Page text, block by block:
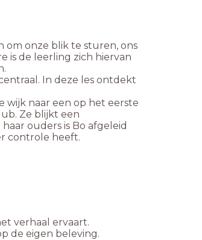
onze blik te sturen, ons
is de leerling zich hiervan
In deze les ontdekt
wijk naar een op het eerste
Ze blijkt een
ouders is Bo afgeleid
verhaal ervaart.
de eigen beleving.